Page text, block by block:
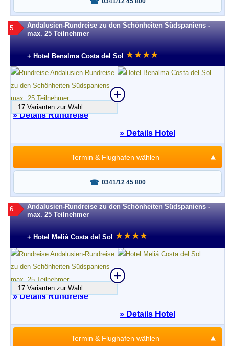
5.
Andalusien-Rundreise zu den Schönheiten Südspaniens -
max. 25 Teilnehmer
+ Hotel Benalma Costa del Sol ★★★★
» Details Rundreise
17 Varianten zur Wahl
» Details Hotel
0341/12 45 800
Termin & Flughafen wählen
6.
Andalusien-Rundreise zu den Schönheiten Südspaniens -
max. 25 Teilnehmer
+ Hotel Meliá Costa del Sol ★★★★
» Details Rundreise
17 Varianten zur Wahl
» Details Hotel
Termin & Flughafen wählen